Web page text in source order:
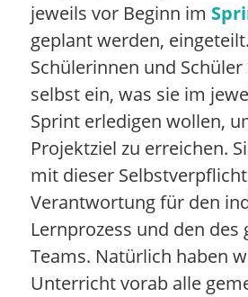
jeweils vor Beginn im
geplant werden,
Schülerinnen und
selbst ein, was sie im
Sprint erledigen wollen,
Projektziel zu erreichen.
mit dieser
Verantwortung für den
Lernprozess und den des
Teams. Natürlich haben
Unterricht vorab alle